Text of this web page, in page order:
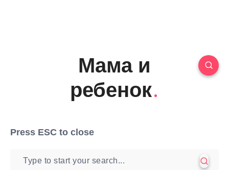
Мама и
ребенок
Press ESC to close